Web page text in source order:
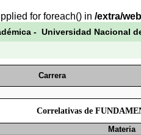
for foreach() in /extra/
- Universidad Nacional
Carrera
Correlativas de
Materia